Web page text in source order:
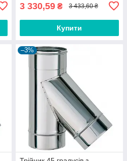
3 330,59 ₴ 3 433,60 ₴
Купити
–3%